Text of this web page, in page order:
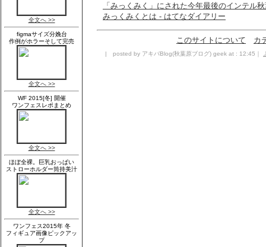
「みっくみく」にされた今年最後のインテル
みっくみくとは - はてなダイアリー
このサイトについて カ
| posted by アキバBlog(秋葉原ブログ) geek at : 12:45｜